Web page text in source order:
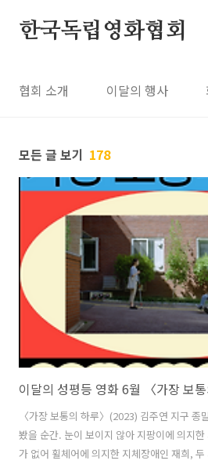
한국독립영화협회
협회 소개 이달의 행사
모든 글 보기 178
이달의 성평등 영화 6월 〈가장 보
〈가장 보통의 하루〉(2023) 김주연 지구 종
봤을 순간. 눈이 보이지 않아 지팡이에 의지
가 없어 휠체어에 의지한 지체장애인 재희,